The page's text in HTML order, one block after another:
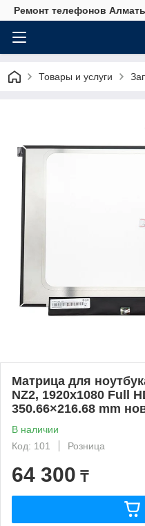
Ремонт телефонов
Товары и услуги
Матрица для
NZ2, 1920x1080 Full
350.66×216.68 mm
В наличии
Код: 101
Розница
64 300 ₸